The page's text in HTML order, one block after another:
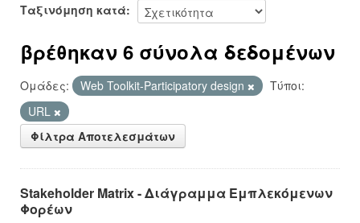
Ταξινόμηση κατά
βρέθηκαν 6 σύνολα δεδομένων
Ομάδες: Web Toolkit-Participatory design
Τύποι:
URL
Φίλτρα Αποτελεσμάτων
Stakeholder Matrix - Διάγραμμα Εμπλεκόμενων
Φορέων